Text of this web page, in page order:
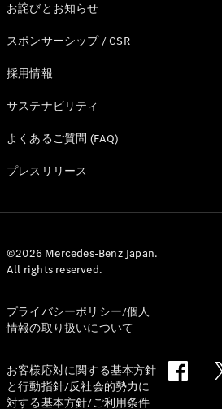
お詫びとお知らせ
スポンサーシップ / CSR
採用情報
サステナビリティ
よくあるご質問 (FAQ)
プレスリリース
©2026 Mercedes-Benz Japan.
All rights reserved.
プライバシーポリシー/個人
情報の取り扱いについて
お客様応対に関する基本方針
と行動指針/反社会的勢力に
対する基本方針/ご利用条件